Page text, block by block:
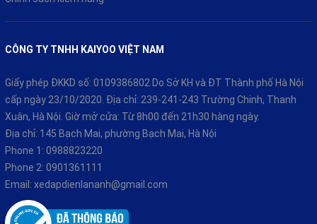
CÔNG TY TNHH KAIYOO VIỆT NAM
Giấy phép ĐKKD số: 0109386802 Do Sở KH và ĐT Thành phố Hà Nội
cấp ngày 23/10/2020. Địa chỉ: 239-241-243 Trường Chinh, Thanh
Xuân, Hà Nội. Giờ mở cửa: Từ 8h00 đến 21h30 hàng ngày.
Địa chỉ: 145 Bạch Mai, phường Bạch Mai, Hà Nội
Phone 1: 0988823220
Phone 2: 0901361111
Email: xedapdienlananh@gmail.com